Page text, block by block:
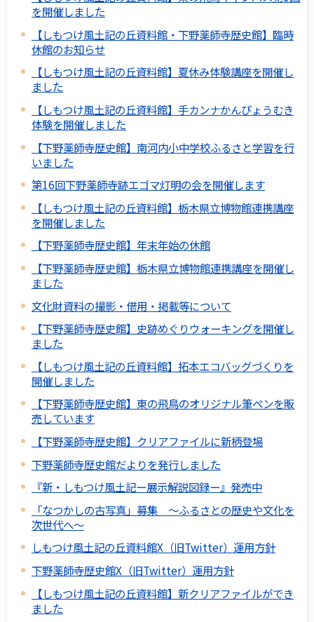
を開催しました
【しもつけ風土記の丘資料館・下野薬師寺歴史館】臨時
休館のお知らせ
【しもつけ風土記の丘資料館】夏休み体験講座を開催し
ました
【しもつけ風土記の丘資料館】手カンナかんぴょうむき
体験を開催しました
【下野薬師寺歴史館】南河内小中学校ふるさと学習を行
いました
第16回下野薬師寺跡エゴマ灯明の会を開催します
【しもつけ風土記の丘資料館】栃木県立博物館連携講座
を開催しました
【下野薬師寺歴史館】年末年始の休館
【下野薬師寺歴史館】栃木県立博物館連携講座を開催し
ました
文化財資料の撮影・借用・掲載等について
【下野薬師寺歴史館】史跡めぐりウォーキングを開催し
ました
【しもつけ風土記の丘資料館】拓本エコバッグづくりを
開催しました
【下野薬師寺歴史館】東の飛鳥のオリジナル筆ペンを販
売しています
【下野薬師寺歴史館】クリアファイルに新柄登場
下野薬師寺歴史館だよりを発行しました
『新・しもつけ風土記ー展示解説図録ー』発売中
「なつかしの古写真」募集 ～ふるさとの歴史や文化を
次世代へ～
しもつけ風土記の丘資料館X（旧Twitter）運用方針
下野薬師寺歴史館X（旧Twitter）運用方針
【しもつけ風土記の丘資料館】新クリアファイルができ
ました